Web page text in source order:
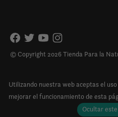
© Copyright 2026 Tienda Para la
Utilizando nuestra web aceptas el
mejorar el funcionamiento de esta
Ocultar